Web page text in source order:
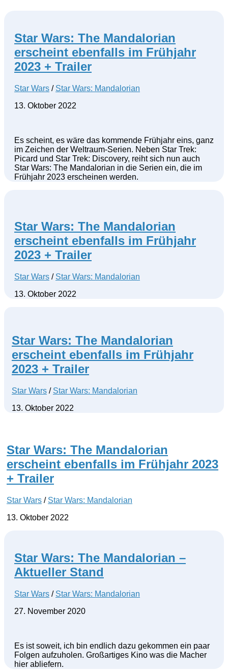
Star Wars: The Mandalorian
erscheint ebenfalls im Frühjahr
2023 + Trailer
Star Wars / Star Wars: Mandalorian
13. Oktober 2022
Es scheint, es wäre das kommende Frühjahr eins, ganz
im Zeichen der Weltraum-Serien. Neben Star Trek:
Picard und Star Trek: Discovery, reiht sich nun auch
Star Wars: The Mandalorian in die Serien ein, die im
Frühjahr 2023 erscheinen werden.
Star Wars: The Mandalorian
erscheint ebenfalls im Frühjahr
2023 + Trailer
Star Wars / Star Wars: Mandalorian
13. Oktober 2022
Star Wars: The Mandalorian
erscheint ebenfalls im Frühjahr
2023 + Trailer
Star Wars / Star Wars: Mandalorian
13. Oktober 2022
Star Wars: The Mandalorian
erscheint ebenfalls im Frühjahr 2023
+ Trailer
Star Wars / Star Wars: Mandalorian
13. Oktober 2022
Star Wars: The Mandalorian –
Aktueller Stand
Star Wars / Star Wars: Mandalorian
27. November 2020
Es ist soweit, ich bin endlich dazu gekommen ein paar
Folgen aufzuholen. Großartiges Kino was die Macher
hier abliefern.